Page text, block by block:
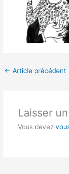
← Article précédent
Laisser
Vous devez